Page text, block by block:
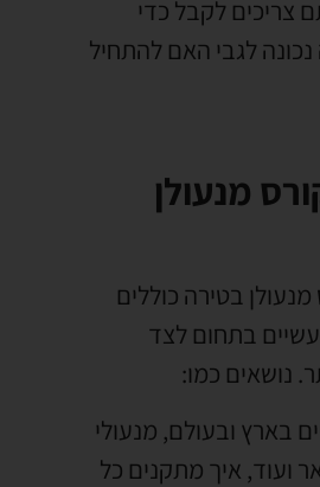
צריכים לקבל כדי
לגבי האם להתחיל
מנעולן
בטירה כוללים
בתחום לצד
. נושאים כמו:
בארץ ובעולם, מנעולי
ועוד, איך מתקנים כל